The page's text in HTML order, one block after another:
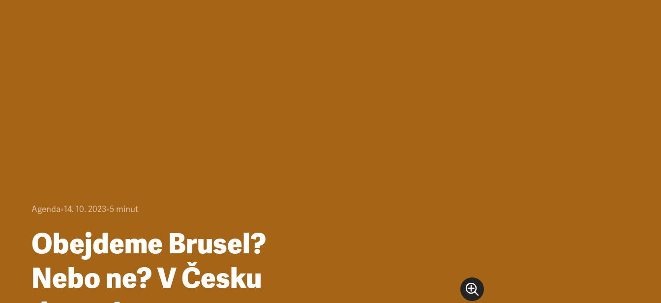
Agenda•14. 10. 2023•5 minut
Obejdeme Brusel?
Nebo ne? V Česku